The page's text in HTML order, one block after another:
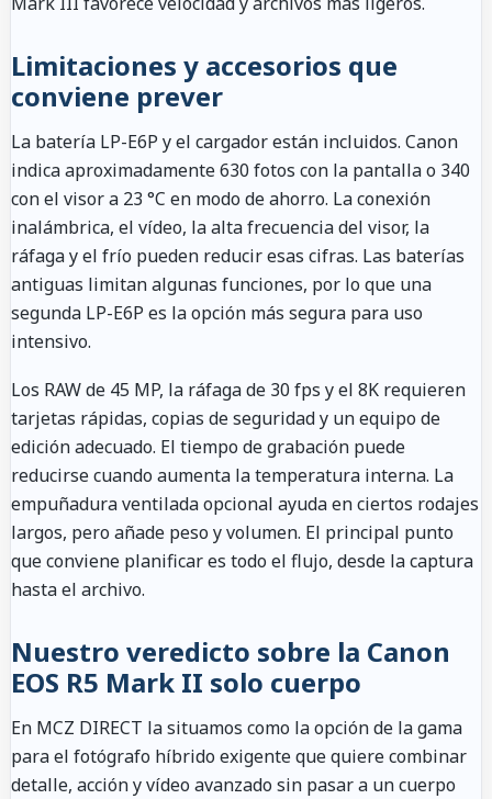
Limitaciones y accesorios que
conviene prever
La batería LP-E6P y el cargador están incluidos. Canon
indica aproximadamente 630 fotos con la pantalla o 340
con el visor a 23 °C en modo de ahorro. La conexión
inalámbrica, el vídeo, la alta frecuencia del visor, la
ráfaga y el frío pueden reducir esas cifras. Las baterías
antiguas limitan algunas funciones, por lo que una
segunda LP-E6P es la opción más segura para uso
intensivo.
Los RAW de 45 MP, la ráfaga de 30 fps y el 8K requieren
tarjetas rápidas, copias de seguridad y un equipo de
edición adecuado. El tiempo de grabación puede
reducirse cuando aumenta la temperatura interna. La
empuñadura ventilada opcional ayuda en ciertos rodajes
largos, pero añade peso y volumen. El principal punto
que conviene planificar es todo el flujo, desde la captura
hasta el archivo.
Nuestro veredicto sobre la Canon
EOS R5 Mark II solo cuerpo
En MCZ DIRECT la situamos como la opción de la gama
para el fotógrafo híbrido exigente que quiere combinar
detalle, acción y vídeo avanzado sin pasar a un cuerpo